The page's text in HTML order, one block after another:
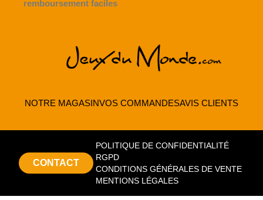
remboursement faciles
NOTRE MAGASINVOS COMMANDESAVIS CLIENTS
CONTACT
POLITIQUE DE CONFIDENTIALITÉ
RGPD
CONDITIONS GÉNÉRALES DE VENTE
MENTIONS LÉGALES